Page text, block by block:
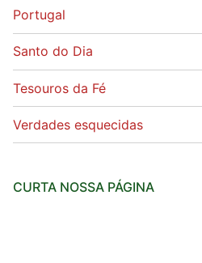
Portugal
Santo do Dia
Tesouros da Fé
Verdades esquecidas
CURTA NOSSA PÁGINA